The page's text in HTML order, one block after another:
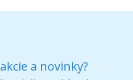
a novinky?